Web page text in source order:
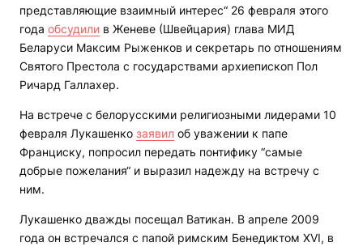
представляющие взаимный интерес“ 26 февраля этого
года обсудили в Женеве (Швейцария) глава МИД
Беларуси Максим Рыженков и секретарь по отношениям
Святого Престола с государствами архиепископ Пол
Ричард Галлахер.
На встрече с белорусскими религиозными лидерами 10
февраля Лукашенко заявил об уважении к папе
Франциску, попросил передать понтифику “самые
добрые пожелания“ и выразил надежду на встречу с
ним.
Лукашенко дважды посещал Ватикан. В апреле 2009
года он встречался с папой римским Бенедиктом XVI, в